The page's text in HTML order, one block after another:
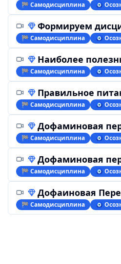
🏁 Самодисциплина 🧿
Формируем
🏁 Самодисциплина 🧿
Наиболее
🏁 Самодисциплина 🧿
Правильное
🏁 Самодисциплина 🧿
Дофаминовая
🏁 Самодисциплина 🧿
Дофаминовая
🏁 Самодисциплина 🧿
Дофаиновая
🏁 Самодисциплина 🧿